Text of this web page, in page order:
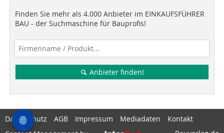
Finden Sie mehr als 4.000 Anbieter im EINKAUFSFÜHRER
BAU - der Suchmaschine für Bauprofis!
Anbieter finden!
Datenschutz AGB Impressum Mediadaten
Kontakt